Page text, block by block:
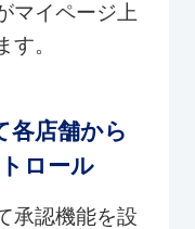
マイページ上
す。
各店舗から
ロール
承認機能を設